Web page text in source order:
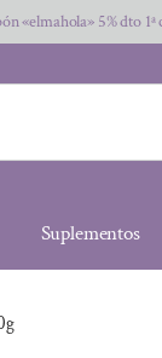
«elmahola» 5% dto
Suplementos